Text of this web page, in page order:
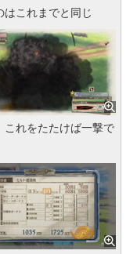
これまでと同じ
これをたたけば一撃で